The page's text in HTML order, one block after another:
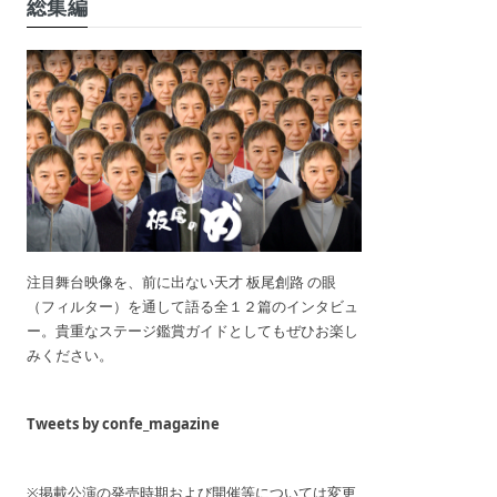
総集編
注目舞台映像を、前に出ない天才 板尾創路 の眼
（フィルター）を通して語る全１２篇のインタビュ
ー。貴重なステージ鑑賞ガイドとしてもぜひお楽し
みください。
Tweets by confe_magazine
※掲載公演の発売時期および開催等については変更